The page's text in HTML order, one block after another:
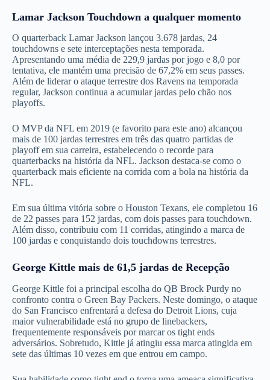
Lamar Jackson Touchdown a qualquer momento
O quarterback Lamar Jackson lançou 3.678 jardas, 24
touchdowns e sete interceptações nesta temporada.
Apresentando uma média de 229,9 jardas por jogo e 8,0 por
tentativa, ele mantém uma precisão de 67,2% em seus passes.
Além de liderar o ataque terrestre dos Ravens na temporada
regular, Jackson continua a acumular jardas pelo chão nos
playoffs.
O MVP da NFL em 2019 (e favorito para este ano) alcançou
mais de 100 jardas terrestres em três das quatro partidas de
playoff em sua carreira, estabelecendo o recorde para
quarterbacks na história da NFL. Jackson destaca-se como o
quarterback mais eficiente na corrida com a bola na história da
NFL.
Em sua última vitória sobre o Houston Texans, ele completou 16
de 22 passes para 152 jardas, com dois passes para touchdown.
Além disso, contribuiu com 11 corridas, atingindo a marca de
100 jardas e conquistando dois touchdowns terrestres.
George Kittle mais de 61,5 jardas de Recepção
George Kittle foi a principal escolha do QB Brock Purdy no
confronto contra o Green Bay Packers. Neste domingo, o ataque
do San Francisco enfrentará a defesa do Detroit Lions, cuja
maior vulnerabilidade está no grupo de linebackers,
frequentemente responsáveis por marcar os tight ends
adversários. Sobretudo, Kittle já atingiu essa marca atingida em
sete das últimas 10 vezes em que entrou em campo.